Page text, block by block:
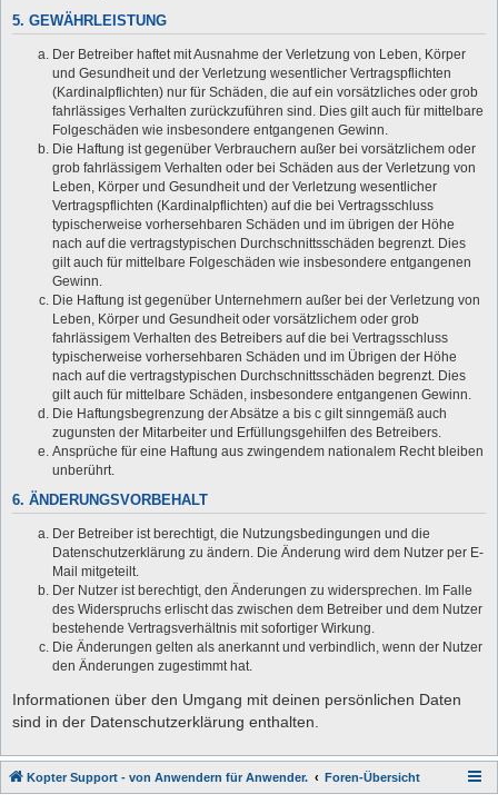
5. GEWÄHRLEISTUNG
Der Betreiber haftet mit Ausnahme der Verletzung von Leben, Körper
und Gesundheit und der Verletzung wesentlicher Vertragspflichten
(Kardinalpflichten) nur für Schäden, die auf ein vorsätzliches oder grob
fahrlässiges Verhalten zurückzuführen sind. Dies gilt auch für mittelbare
Folgeschäden wie insbesondere entgangenen Gewinn.
Die Haftung ist gegenüber Verbrauchern außer bei vorsätzlichem oder
grob fahrlässigem Verhalten oder bei Schäden aus der Verletzung von
Leben, Körper und Gesundheit und der Verletzung wesentlicher
Vertragspflichten (Kardinalpflichten) auf die bei Vertragsschluss
typischerweise vorhersehbaren Schäden und im übrigen der Höhe
nach auf die vertragstypischen Durchschnittsschäden begrenzt. Dies
gilt auch für mittelbare Folgeschäden wie insbesondere entgangenen
Gewinn.
Die Haftung ist gegenüber Unternehmern außer bei der Verletzung von
Leben, Körper und Gesundheit oder vorsätzlichem oder grob
fahrlässigem Verhalten des Betreibers auf die bei Vertragsschluss
typischerweise vorhersehbaren Schäden und im Übrigen der Höhe
nach auf die vertragstypischen Durchschnittsschäden begrenzt. Dies
gilt auch für mittelbare Schäden, insbesondere entgangenen Gewinn.
Die Haftungsbegrenzung der Absätze a bis c gilt sinngemäß auch
zugunsten der Mitarbeiter und Erfüllungsgehilfen des Betreibers.
Ansprüche für eine Haftung aus zwingendem nationalem Recht bleiben
unberührt.
6. ÄNDERUNGSVORBEHALT
Der Betreiber ist berechtigt, die Nutzungsbedingungen und die
Datenschutzerklärung zu ändern. Die Änderung wird dem Nutzer per E-
Mail mitgeteilt.
Der Nutzer ist berechtigt, den Änderungen zu widersprechen. Im Falle
des Widerspruchs erlischt das zwischen dem Betreiber und dem Nutzer
bestehende Vertragsverhältnis mit sofortiger Wirkung.
Die Änderungen gelten als anerkannt und verbindlich, wenn der Nutzer
den Änderungen zugestimmt hat.
Informationen über den Umgang mit deinen persönlichen Daten
sind in der Datenschutzerklärung enthalten.
Kopter Support - von Anwendern für Anwender. Foren-Übersicht